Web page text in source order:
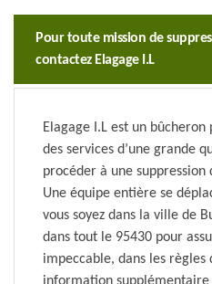
Pour toute mission de
contactez Elagage I.L
Elagage I.L est un
des services d’une grande
procéder à une suppression
Une équipe entière se
vous soyez dans la ville de
dans tout le 95430 pour
impeccable, dans les règles